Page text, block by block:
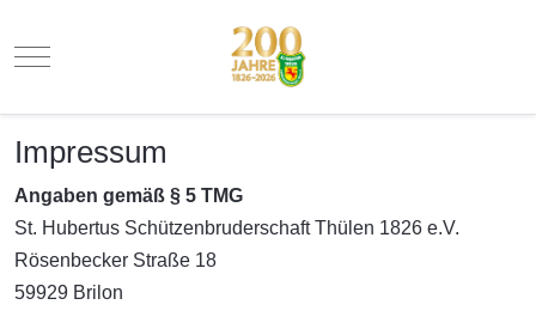
Mobile Menu Toggle
Impressum
Angaben gemäß § 5 TMG
St. Hubertus Schützenbruderschaft Thülen 1826 e.V.
Rösenbecker Straße 18
59929 Brilon